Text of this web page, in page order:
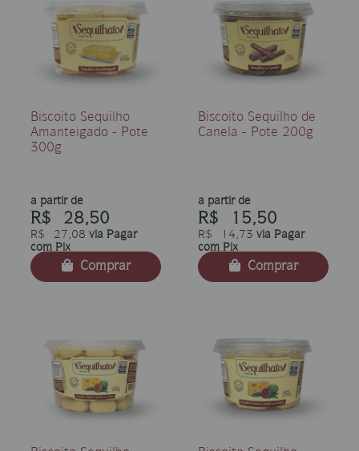
Biscoito Sequilho
Amanteigado - Pote
300g
a partir de
R$ 28,50
R$ 27,08 via Pagar
com Pix
Comprar
Biscoito Sequilho de
Canela - Pote 200g
a partir de
R$ 15,50
R$ 14,73 via Pagar
com Pix
Comprar